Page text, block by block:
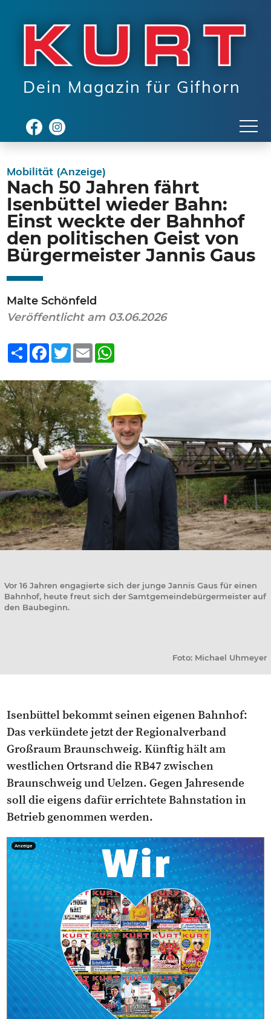
Dein Magazin für Gifhorn
Mobilität (Anzeige)
Nach 50 Jahren fährt
Isenbüttel wieder Bahn:
Einst weckte der Bahnhof
den politischen Geist von
Bürgermeister Jannis Gaus
Malte Schönfeld
Veröffentlicht am 03.06.2026
TeilenFacebook
Twitter
EmailWhatsApp
Vor 16 Jahren engagierte sich der junge Jannis Gaus für einen
Bahnhof, heute freut sich der Samtgemeindebürgermeister auf
den Baubeginn.
Foto: Michael Uhmeyer
Isenbüttel bekommt seinen eigenen Bahnhof:
Das verkündete jetzt der Regionalverband
Großraum Braunschweig. Künftig hält am
westlichen Ortsrand die RB47 zwischen
Braunschweig und Uelzen. Gegen Jahresende
soll die eigens dafür errichtete Bahnstation in
Betrieb genommen werden.
Anzeige